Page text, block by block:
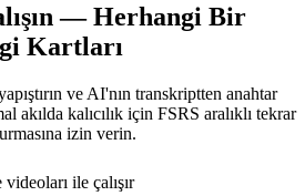
— Herhangi Bir
Kartları
ve AI'nın transkriptten anahtar
akılda kalıcılık için FSRS aralıklı tekrar
izin verin.
ile çalışır